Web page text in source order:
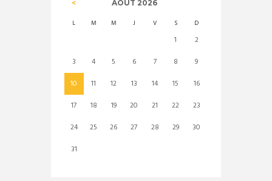
AOÛT 2026
L M M J V S D
1
2
3
4 5 6 7 8
9
10
11 12 13 14 15
16
17
18 19 20 21 22
23
24
25 26 27 28 29
30
31